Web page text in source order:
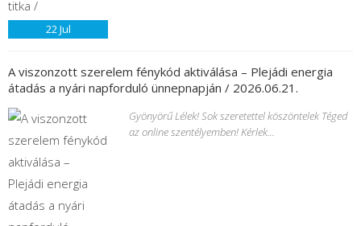
22Jul
A viszonzott szerelem fénykód aktiválása – Plejádi energia
átadás a nyári napforduló ünnepnapján / 2026.06.21.
Gyönyörű Lélek! Sok szeretettel köszöntelek Téged
az online szentélyemben! Kérlek...